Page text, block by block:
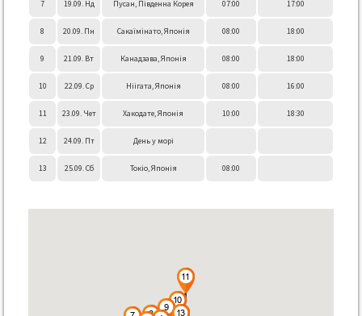
7 19.09. Нд Пусан, Південна Корея 07:00 17:00
8 20.09. Пн Сакаїмінато, Японія 08:00 18:00
9 21.09. Вт Канадзава, Японія 08:00 18:00
10 22.09. Ср Ніігата, Японія 08:00 16:00
11 23.09. Чет Хакодате, Японія 10:00 18:30
12 24.09. Пт День у морі
13 25.09. Сб Токіо, Японія 08:00